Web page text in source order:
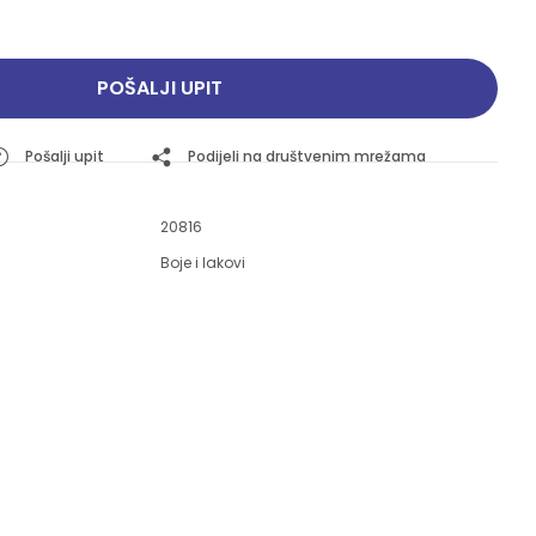
POŠALJI UPIT
Pošalji upit Podijeli na društvenim mrežama
20816
Boje i lakovi